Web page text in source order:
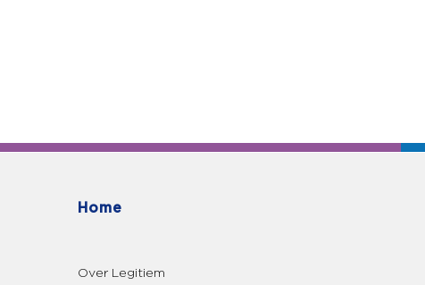
Home
Over Legitiem